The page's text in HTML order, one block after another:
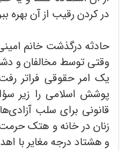
در کردن رقیب از آن بهره
حادثه درگذشت خانم
وقتی توسط مخالفان و
یک امر حقوقی فراتر
پوشش اسلامی را زیر
قانونی برای سلب
زنان در خانه و هتک
و هشتاد درجه مغایر با